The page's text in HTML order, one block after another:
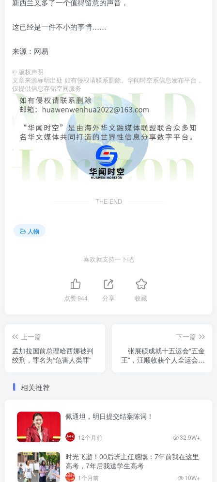
新西兰又多了一个值得留意的声音，
这已经是一件不小的事情……
来源：网易
© 版权声明
文章来源标明出处 如有侵权请联系删除。华闻时空系信息发布平台，
仅提供信息存储空间服务
THE END
人物
喜欢就支持一下吧
点赞944 分享 收藏
上一篇
孟加拉国前总理哈西娜被判
绞刑，罪名为“危害人类罪”
下一篇
张展硕成就十五运会“五金
王”，汪顺收获个人全运会第
相关推荐
佩通坦，明日提交结案陈词！
12个月前 32.9W+
时光飞逝！00后班主任感慨：7年前我在这里
高考，7年后我送学生高考
1个月前 10W+